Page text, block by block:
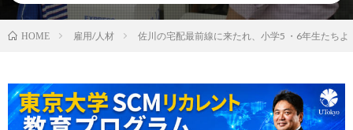
HOME 雇用/人材 佐川の宅配最前線に来たれ、小学5 ・6年生たちよ